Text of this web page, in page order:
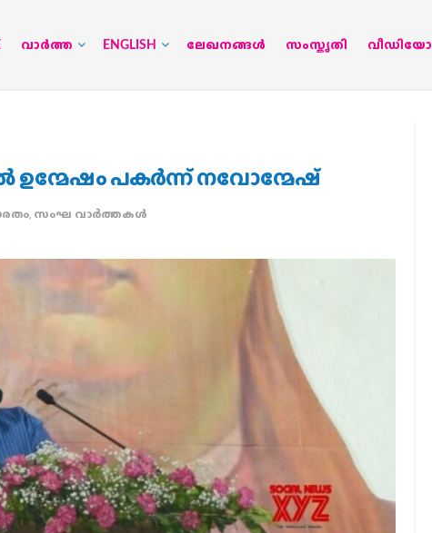
വാര്‍ത്ത ENGLISH ലേഖനങ്ങള്‍ സംസ്കൃതി വീഡിയോ
ഉന്മേഷം പകര്‍ന്ന് നവോന്മേഷ്
, സംഘ വാര്‍ത്തകള്‍